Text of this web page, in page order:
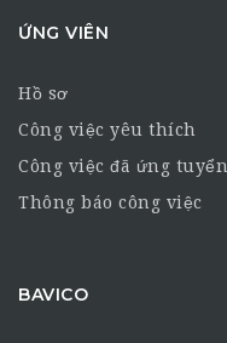
ỨNG VIÊN
Hồ sơ
Công việc yêu thích
Công việc đã ứng tuyển
Thông báo công việc
BAVICO